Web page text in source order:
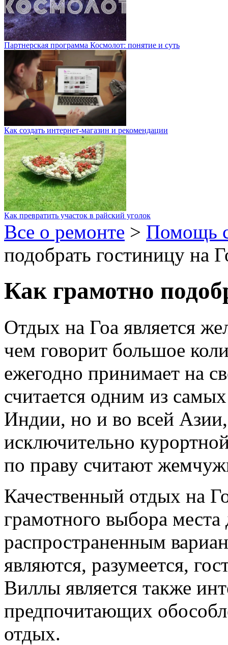
Партнерская программа Космолот: понятие и суть
Как создать интернет-магазин и рекомендации
Как превратить участок в райский уголок
Все о ремонте > Помощь
подобрать гостиницу на
Как грамотно
Отдых на Гоа является
чем говорит большое
ежегодно принимает на
считается одним из
Индии, но и во всей
исключительно
по праву считают
Качественный отдых на
грамотного выбора
распространенным
являются, разумеется,
Виллы является также
предпочитающих
отдых.